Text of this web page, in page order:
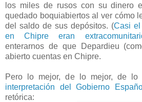
los miles de rusos con su dinero
quedado boquiabiertos al ver cómo
del saldo de sus depósitos. (Casi
en Chipre eran
enterarnos de que Depardieu
abierto cuentas en Chipre.
Pero lo mejor, de lo mejor, de
interpretación del Gobierno
retórica: